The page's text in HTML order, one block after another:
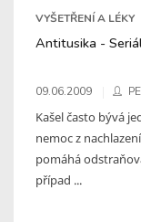
VYŠETŘENÍ A LÉKY
Antitusika -
09.06.2009
Kašel často bývá
nemoc z
pomáhá
případ ...